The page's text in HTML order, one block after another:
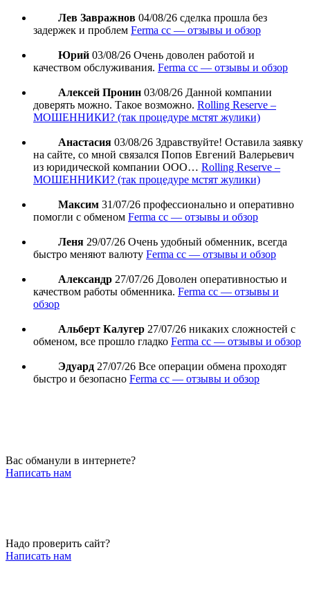
Лев Завражнов 04/08/26 сделка прошла без
задержек и проблем Ferma cc — отзывы и обзор
Юрий 03/08/26 Очень доволен работой и
качеством обслуживания. Ferma cc — отзывы и обзор
Алексей Пронин 03/08/26 Данной компании
доверять можно. Такое возможно. Rolling Reserve –
МОШЕННИКИ? (так процедуре мстят жулики)
Анастасия 03/08/26 Здравствуйте! Оставила заявку
на сайте, со мной связался Попов Евгений Валерьевич
из юридической компании ООО… Rolling Reserve –
МОШЕННИКИ? (так процедуре мстят жулики)
Максим 31/07/26 профессионально и оперативно
помогли с обменом Ferma cc — отзывы и обзор
Леня 29/07/26 Очень удобный обменник, всегда
быстро меняют валюту Ferma cc — отзывы и обзор
Александр 27/07/26 Доволен оперативностью и
качеством работы обменника. Ferma cc — отзывы и
обзор
Альберт Калугер 27/07/26 никаких сложностей с
обменом, все прошло гладко Ferma cc — отзывы и обзор
Эдуард 27/07/26 Все операции обмена проходят
быстро и безопасно Ferma cc — отзывы и обзор
Вас обманули в интернете?
Написать нам
Надо проверить сайт?
Написать нам